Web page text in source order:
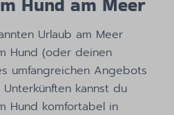
Urlaub am Meer
Hund (oder deinen
umfangreichen Angebots
kannst du
Hund komfortabel in